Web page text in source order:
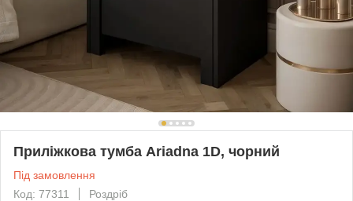
Приліжкова тумба Ariadna 1D, чорний
Під замовлення
Код: 77311
Роздріб